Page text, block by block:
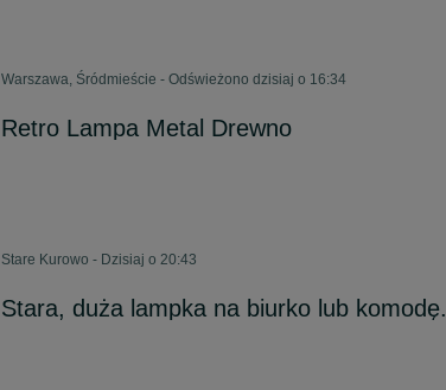
Warszawa, Śródmieście - Odświeżono dzisiaj o 16:34
Retro Lampa Metal Drewno
Stare Kurowo - Dzisiaj o 20:43
Stara, duża lampka na biurko lub komodę.